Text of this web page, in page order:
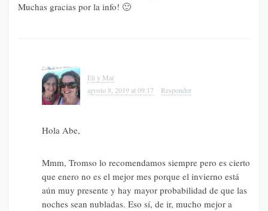
Muchas gracias por la info! 🙂
Eli y Mar
agosto 8, 2019 at 09:17
Responder
Hola Abe,
Mmm, Tromso lo recomendamos siempre pero es cierto
que enero no es el mejor mes porque el invierno está
aún muy presente y hay mayor probabilidad de que las
noches sean nubladas. Eso sí, de ir, mucho mejor a